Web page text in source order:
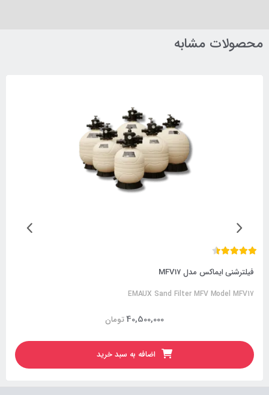
محصولات مشابه
فیلترشنی ایماکس مدل MFV17
EMAUX Sand Filter MFV Model MFV17
تومان40,500,000
اضافه به سبد خرید